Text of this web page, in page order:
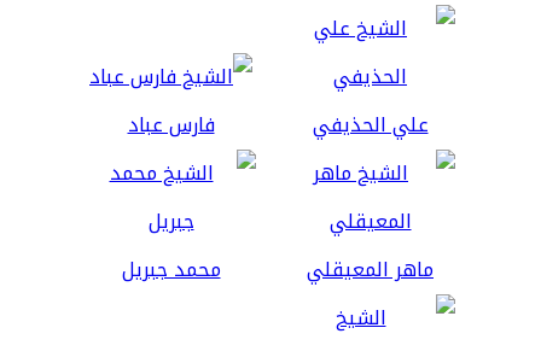
علي الحذيفي فارس عباد
ماهر المعيقلي محمد جبريل